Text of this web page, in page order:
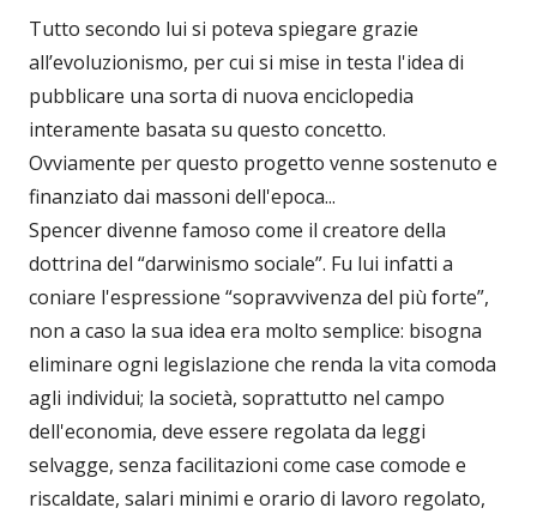
Tutto secondo lui si poteva spiegare grazie
all’evoluzionismo, per cui si mise in testa l'idea di
pubblicare una sorta di nuova enciclopedia
interamente basata su questo concetto.
Ovviamente per questo progetto venne sostenuto e
finanziato dai massoni dell'epoca...
Spencer divenne famoso come il creatore della
dottrina del “darwinismo sociale”. Fu lui infatti a
coniare l'espressione “sopravvivenza del più forte”,
non a caso la sua idea era molto semplice: bisogna
eliminare ogni legislazione che renda la vita comoda
agli individui; la società, soprattutto nel campo
dell'economia, deve essere regolata da leggi
selvagge, senza facilitazioni come case comode e
riscaldate, salari minimi e orario di lavoro regolato,